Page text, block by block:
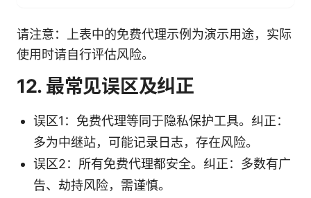
请注意：上表中的免费代理示例为演示用途，实际
使用时请自行评估风险。
12. 最常见误区及纠正
误区1：免费代理等同于隐私保护工具。纠正：
多为中继站，可能记录日志，存在风险。
误区2：所有免费代理都安全。纠正：多数有广
告、劫持风险，需谨慎。